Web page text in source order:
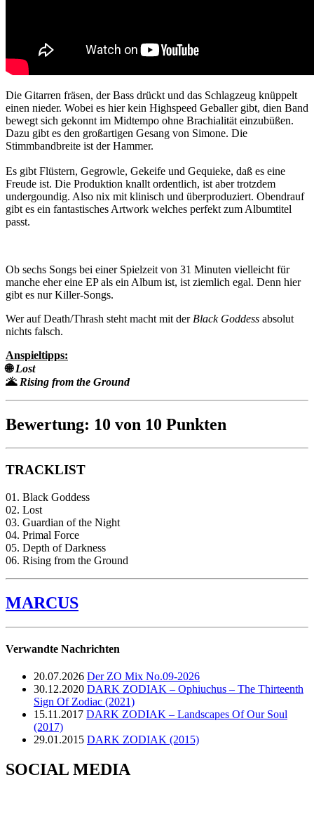
Die Gitarren fräsen, der Bass drückt und das Schlagzeug knüppelt
einen nieder. Wobei es hier kein Highspeed Geballer gibt, dien Band
bewegt sich gekonnt im Midtempo ohne Brachialität einzubüßen.
Dazu gibt es den großartigen Gesang von Simone. Die
Stimmbandbreite ist der Hammer.
Es gibt Flüstern, Gegrowle, Gekeife und Gequieke, daß es eine
Freude ist. Die Produktion knallt ordentlich, ist aber trotzdem
undergoundig. Also nix mit klinisch und überproduziert. Obendrauf
gibt es ein fantastisches Artwork welches perfekt zum Albumtitel
passt.
Ob sechs Songs bei einer Spielzeit von 31 Minuten vielleicht für
manche eher eine EP als ein Album ist, ist ziemlich egal. Denn hier
gibt es nur Killer-Songs.
Wer auf Death/Thrash steht macht mit der Black Goddess absolut
nichts falsch.
Anspieltipps:
🌐Lost
🌋Rising from the Ground
Bewertung: 10 von 10 Punkten
TRACKLIST
01. Black Goddess
02. Lost
03. Guardian of the Night
04. Primal Force
05. Depth of Darkness
06. Rising from the Ground
MARCUS
Verwandte Nachrichten
20.07.2026 Der ZO Mix No.09-2026
30.12.2020 DARK ZODIAK – Ophiuchus – The Thirteenth
Sign Of Zodiac (2021)
15.11.2017 DARK ZODIAK – Landscapes Of Our Soul
(2017)
29.01.2015 DARK ZODIAK (2015)
SOCIAL MEDIA